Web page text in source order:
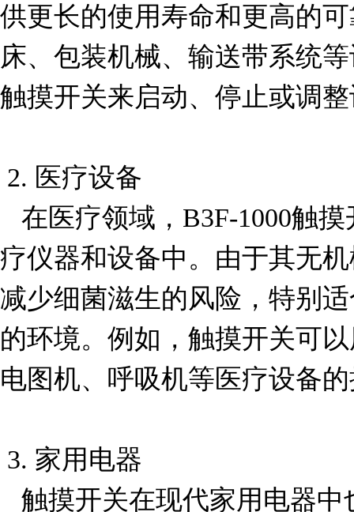
供更长的使用寿命和更高的
床、包装机械、输送带系统
触摸开关来启动、停止或调
疗仪器和设备中。由于其无
减少细菌滋生的风险，特别
的环境。例如，触摸开关可
电图机、呼吸机等医疗设备